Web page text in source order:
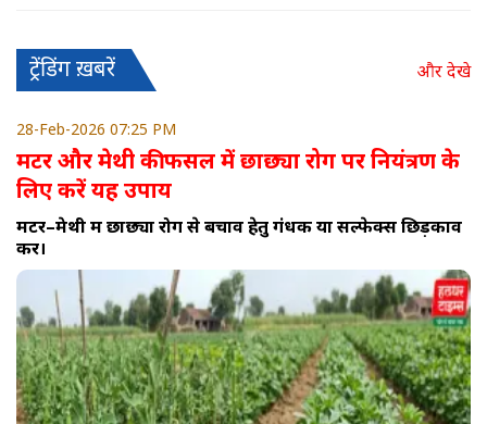
ट्रेंडिंग ख़बरें और देखे
28-Feb-2026 07:25 PM
मटर और मेथी की फसल में छाछ्या रोग पर नियंत्रण के
लिए करें यह उपाय
मटर–मेथी में छाछ्या रोग से बचाव हेतु गंधक या सल्फेक्स छिड़काव
करें।